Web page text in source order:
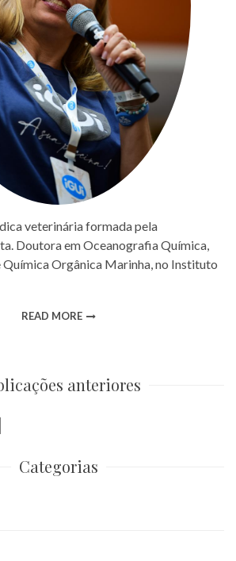
veterinária formada pela
Doutora em Oceanografia Química,
Orgânica Marinha, no Instituto
READ MORE
anteriores
Categorias